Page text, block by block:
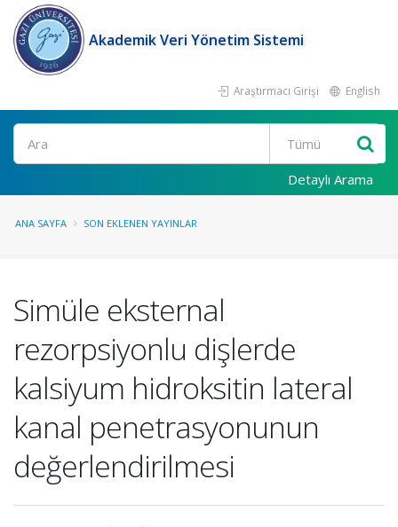
Akademik Veri Yönetim Sistemi
Araştırmacı Girişi English
Ara
Detaylı Arama
ANA SAYFA SON EKLENEN YAYINLAR
Simüle eksternal
rezorpsiyonlu dişlerde
kalsiyum hidroksitin lateral
kanal penetrasyonunun
değerlendirilmesi